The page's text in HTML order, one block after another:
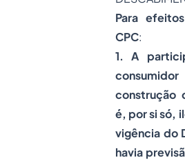
Para
CPC:
1. A
construção
é, por si só,
vigência do
havia